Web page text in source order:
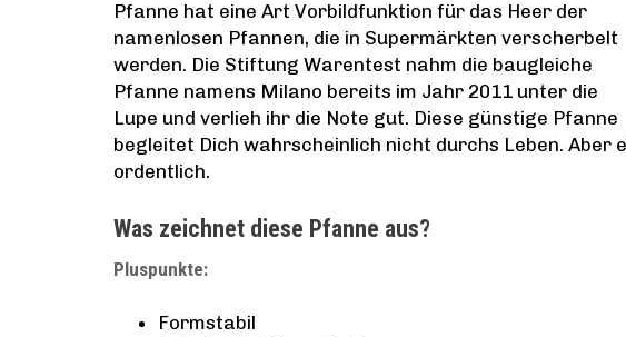
Pfanne hat eine Art Vorbildfunktion für das Heer der
namenlosen Pfannen, die in Supermärkten verscherbelt
werden. Die Stiftung Warentest nahm die baugleiche
Pfanne namens Milano bereits im Jahr 2011 unter die
Lupe und verlieh ihr die Note gut. Diese günstige Pfanne
begleitet Dich wahrscheinlich nicht durchs Leben. Aber
ordentlich.
Was zeichnet diese Pfanne aus?
Pluspunkte:
Formstabil